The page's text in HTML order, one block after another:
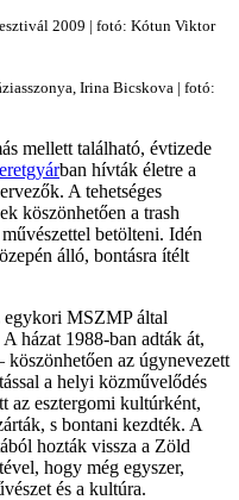
2009 | fotó: Kótun Viktor
Irina Bicskova | fotó:
mellett található, évtizede
ban hívták életre a
A tehetséges
köszönhetően a trash
betölteni. Idén
álló, bontásra ítélt
egykori MSZMP által
házat 1988-ban adták át,
köszönhetően az úgynevezett
a helyi közművelődés
az esztergomi kultúrként,
s bontani kezdték. A
hozták vissza a Zöld
hogy még egyszer,
és a kultúra.